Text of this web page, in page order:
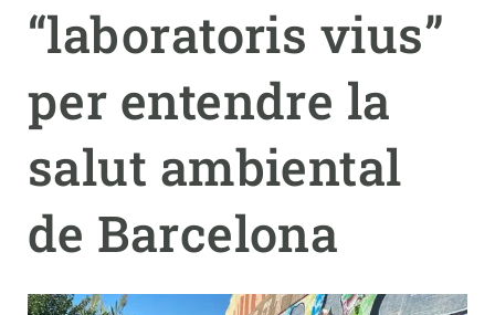
“laboratoris vius”
per entendre la
salut ambiental
de Barcelona